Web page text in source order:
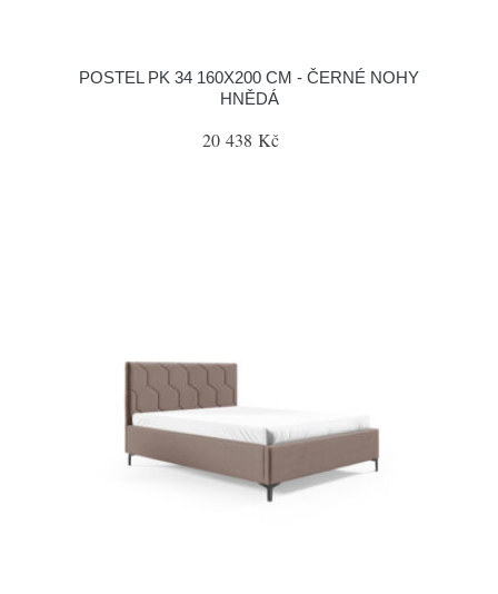
POSTEL PK 34 160X200 CM - ČERNÉ NOHY
HNĚDÁ
20 438 Kč